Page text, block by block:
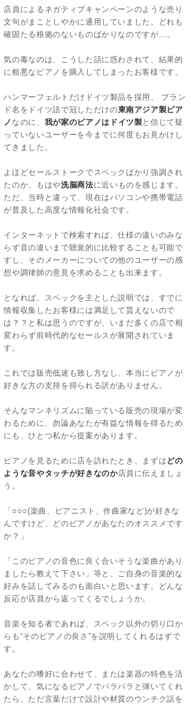
店員によるネガティブキャンペーンのような売り
文句がまことしやかに通用していました。どれも
確固たる根拠のないものばかりなのですが…。
気の毒なのは、こうした話に惑わされて、結果的
に粗悪なピアノを購入してしまったお客様です。
ハンマーフェルトだけドイツ製品を採用、 ブラン
ド名をドイツ語で冠しただけの東南アジア製ピア
ノ なのに、 我が家のピアノはドイツ製と信じて疑
っていないユーザーを今までに何度もお見かけし
てきました。
よほどセールストークでスペックばかり強調され
たのか、もはや洗脳商法に近いものを感じます。
ただ、当時と違って、現在はパソコンや携帯電話
が普及した高度な情報化社会です。
インターネットで検索すれば、仕様の違いのみな
らず音の違いまで聴覚的に比較することも可能で
すし、そのメーカーについての他のユーザーの感
想や調律師の意見を求めることも出来ます。
となれば、スペックを主とした説明では、すでに
情報収集したお客様には満足して貰えないので
は？？と私は思うのですが、いまだ多くの店で相
変わらず前時代的なセールスが展開されていま
す。
これでは販売低迷も致し方なし、本当にピアノが
好きな方の支持を得られる訳がありません。
そんなマンネリズムに陥っている販売の現場が変
わるために、勿論あなたが有益な情報を得るため
にも、ひとつ私から提案があります。
ピアノを見るために店を訪れたとき、まずは どの
ような音やタッチが好きなのか店員に伝えましょ
う。
「○○○(楽曲、ピアニスト、作曲家など)が好きな
んですけど、どのピアノがあなたのオススメです
か？」
「このピアノの音色に良く合いそうな楽曲があり
ましたら教えて下さい」等と、ご自身の音楽的な
好みを話してみるのも面白いと思います。どんな
反応が店員から返ってくるでしょうか。
音楽を知る者であれば、スペック以外の切り口か
らも“そのピアノの良さ”を説明してくれるはずで
す。
あなたの嗜好に合わせて、または楽器の特色を活
かして、気になるピアノでパラパラと弾いてくれ
たら、ただ言葉だけで設計や材質のウンチク話を